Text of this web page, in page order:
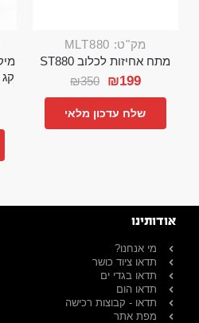
מק"ט: MLT880
מתח אחיזות לכלוב ST880
₪350 ₪199
שלח עדכון מלאי
אודותינו
מי אנחנו?
תדאו ציוד כושר
תדאו בגדי ים
תדאו הום
תדאו - קבוצות רכישה
מפת אתר